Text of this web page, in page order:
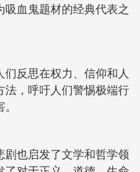
血鬼题材的经典代表之
反思在权力、信仰和人
法，呼吁人们警惕极端行
剧也启发了文学和哲学领